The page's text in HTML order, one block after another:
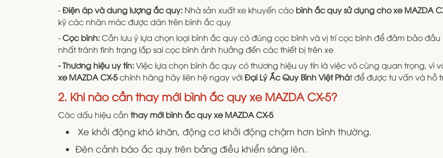
-Điện áp và dung lượng ắc quy: Nhà sản xuất xe khuyến cáo bình ắc quy sử dụng cho xe MAZDA
kỹ các nhãn mác được dán trên bình ắc quy
-Cọc bình:Cần lưu ý lựa chọn loại bình ắc quy có đúng cọc bình và vị trí cọc bình để đảm bảo
nhất tránh tình trạng lắp sai cọc bình ảnh hưởng đến các thiết bị trên xe
- Thương hiệu uy tín:Việc lựa chọn bình ắc quy có thương hiệu uy tín là việc vô cùng quan trọng, vì
xe MAZDA CX-5chính hãng hãy liên hệ ngay vớiĐại Lý Ắc Quy Bình Việt Phát để được tư vấn và hỗ
2. Khi nào cần thay mới bình ắc quy xe MAZDA CX-5?
Các dấu hiệu cần thay mới bình ắc quy xe MAZDA CX-5
Xe khởi động khó khăn, động cơ khởi động chậm hơn bình thường.
Đèn cảnh báo ắc quy trên bảng điều khiển sáng lên.